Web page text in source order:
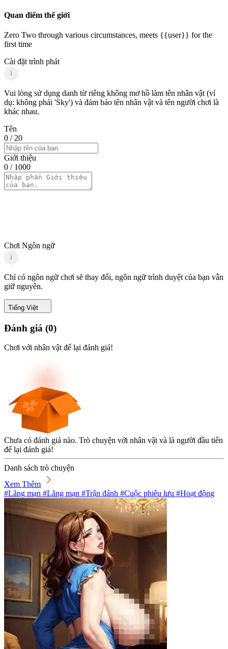
Quan điểm thế giới
Zero Two through various circumstances, meets {{user}} for the
first time
Cài đặt trình phát
i
Vui lòng sử dụng danh từ riêng không mơ hồ làm tên nhân vật (ví
dụ: không phải 'Sky') và đảm bảo tên nhân vật và tên người chơi là
khác nhau.
Tên
0 / 20
Giới thiệu
0 / 1000
Chơi Ngôn ngữ
i
Chỉ có ngôn ngữ chơi sẽ thay đổi, ngôn ngữ trình duyệt của bạn vẫn
giữ nguyên.
Tiếng Việt
Đánh giá (0)
Chơi với nhân vật để lại đánh giá!
Chưa có đánh giá nào. Trò chuyện với nhân vật và là người đầu tiên
để lại đánh giá!
Danh sách trò chuyện
Xem Thêm
#Lãng mạn #Lãng mạn #Trận đánh #Cuộc phiêu lưu #Hoạt động